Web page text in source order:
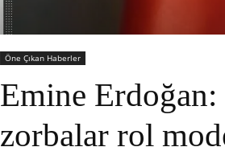
Öne Çıkan Haberler
Emine
zorbalar rol